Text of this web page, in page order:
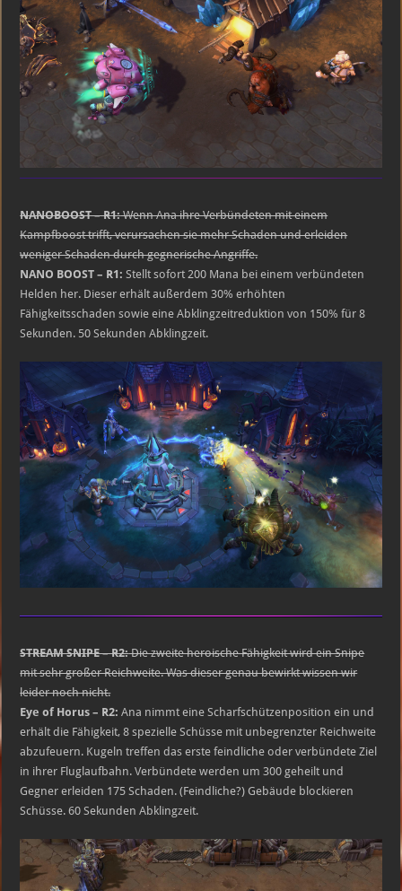
NANOBOOST – R1:Wenn Ana ihre Verbündeten mit einem
Kampfboost trifft, verursachen sie mehr Schaden und erleiden
weniger Schaden durch gegnerische Angriffe.
NANO BOOST – R1: Stellt sofort 200 Mana bei einem verbündeten
Helden her. Dieser erhält außerdem 30% erhöhten
Fähigkeitsschaden sowie eine Abklingzeitreduktion von 150% für 8
Sekunden. 50 Sekunden Abklingzeit.
STREAM SNIPE – R2:Die zweite heroische Fähigkeit wird ein Snipe
mit sehr großer Reichweite. Was dieser genau bewirkt wissen wir
leider noch nicht.
Eye of Horus – R2: Ana nimmt eine Scharfschützenposition ein und
erhält die Fähigkeit, 8 spezielle Schüsse mit unbegrenzter Reichweite
abzufeuern. Kugeln treffen das erste feindliche oder verbündete Ziel
in ihrer Fluglaufbahn. Verbündete werden um 300 geheilt und
Gegner erleiden 175 Schaden. (Feindliche?) Gebäude blockieren
Schüsse. 60 Sekunden Abklingzeit.